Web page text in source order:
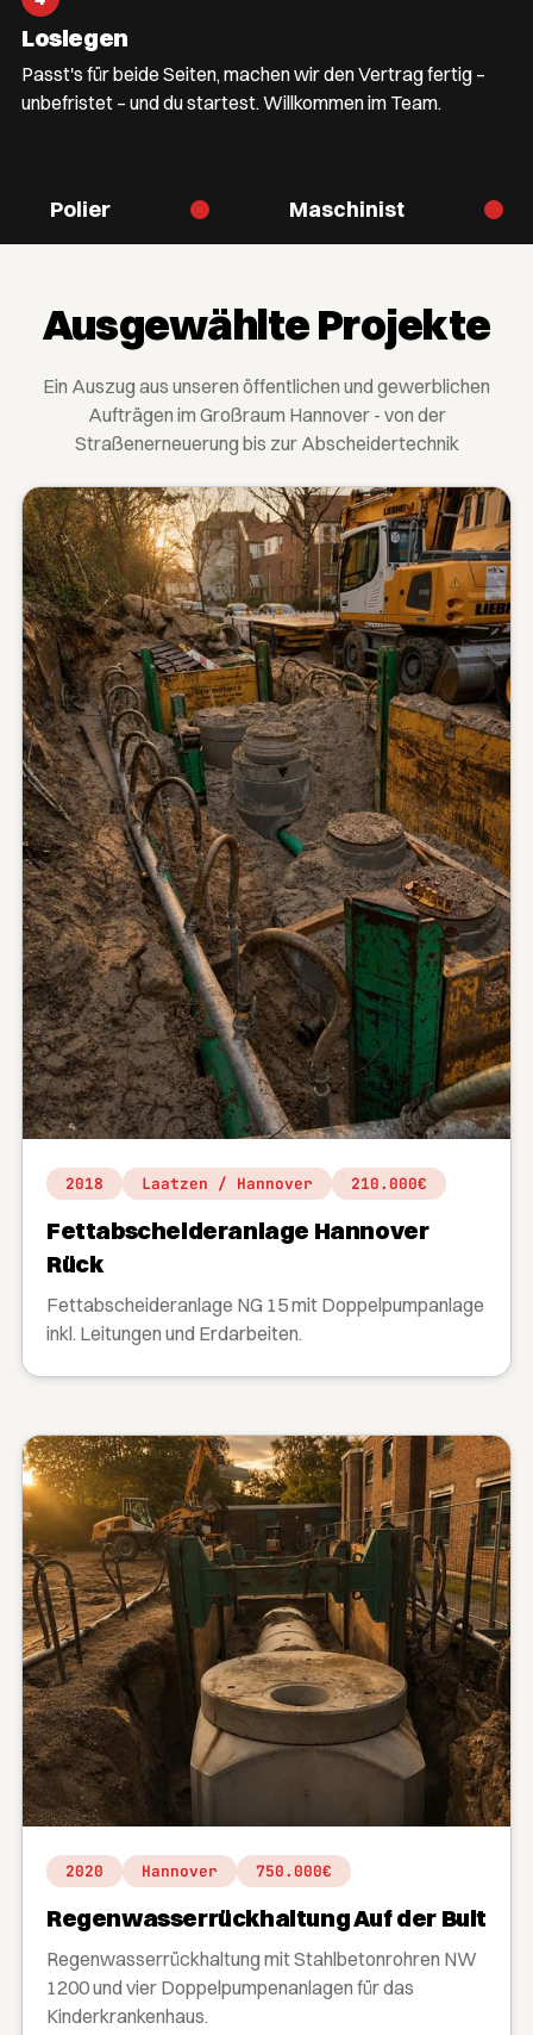
Loslegen
Passt's für beide Seiten, machen wir den Vertrag fertig –
unbefristet – und du startest. Willkommen im Team.
Polier Maschinist
Ausgewählte Projekte
Ein Auszug aus unseren öffentlichen und gewerblichen
Aufträgen im Großraum Hannover - von der
Straßenerneuerung bis zur Abscheidertechnik
2018 Laatzen / Hannover 210.000€
Fettabscheideranlage Hannover
Rück
Fettabscheideranlage NG 15 mit Doppelpumpanlage
inkl. Leitungen und Erdarbeiten.
2020 Hannover 750.000€
Regenwasserrückhaltung Auf der Bult
Regenwasserrückhaltung mit Stahlbetonrohren NW
1200 und vier Doppelpumpenanlagen für das
Kinderkrankenhaus.